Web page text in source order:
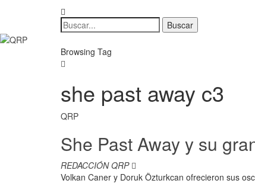
Browsing Tag
she past away c3
QRP
She Past Away y su
REDACCIÓN QRP
Volkan Caner y Doruk Özturkcan ofrecieron sus